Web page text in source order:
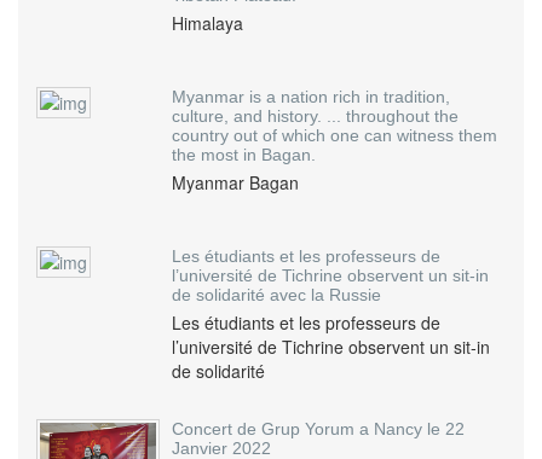
Himalaya
Myanmar is a nation rich in tradition,
culture, and history. ... throughout the
country out of which one can witness them
the most in Bagan.
Myanmar Bagan
Les étudiants et les professeurs de
l’université de Tichrine observent un sit-in
de solidarité avec la Russie
Les étudiants et les professeurs de
l’université de Tichrine observent un sit-in
de solidarité
Concert de Grup Yorum a Nancy le 22
Janvier 2022